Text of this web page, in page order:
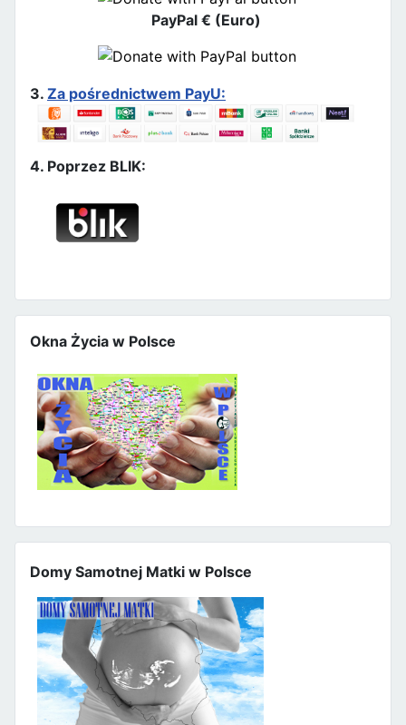
PayPal € (Euro)
3. Za pośrednictwem PayU:
4. Poprzez BLIK:
Okna Życia w Polsce
Domy Samotnej Matki w Polsce